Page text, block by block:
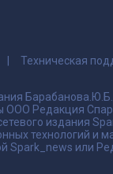
Техническая
ООО Редакция
издания
технологий и
Spark_news или